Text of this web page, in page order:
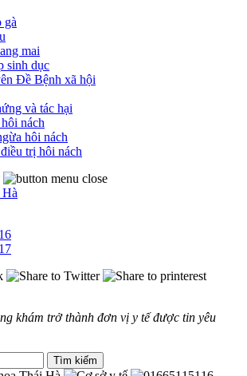
gà
mai
sinh dục
và tác hại
nách
hôi nách
trị hôi nách
khám trở thành đơn vị y tế được tin yêu